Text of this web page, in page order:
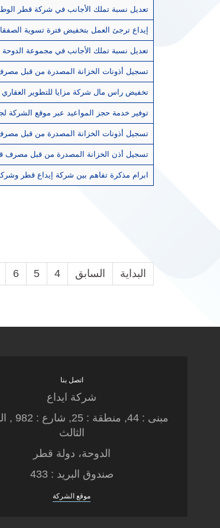
تعديل نسبة تملك الأجانب في شركة قطر
إيداع ترجئ العمل بتخفيض فترة تسوية
تعديل نسبة تملك الأجانب في مجموعة الدوحة
تسجيل أذونات الخزانة المصدرة من قبل
تخفيض راس مال شركة مزايا للتطوير العقاري
توفير خدمة حجز المواعيد عبر موقع الشركة
تسجيل أذونات الخزانة المصدرة من قبل مصرف قطر
تسجيل أذن الخزانة المصدرة من قبل مصرف قطر المركزي
ابرام مذكرة تفاهم بين شركة إيداع قطر
البداية السابق 4
5
6
اتصل بنا
شركة ايداع
مبنى : 44,
الثالث
الدوحة، دولة قطر
صندوق البريد : 433
موقع الشركة